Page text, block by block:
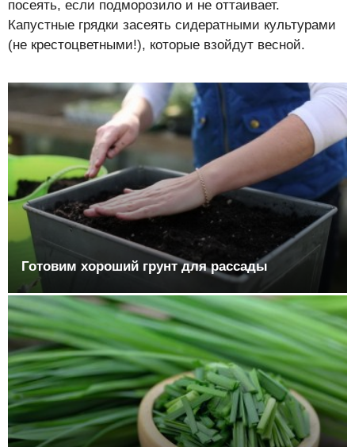
посеять, если подморозило и не оттаивает.
Капустные грядки засеять сидератными культурами
(не крестоцветными!), которые взойдут весной.
Готовим хороший грунт для рассады